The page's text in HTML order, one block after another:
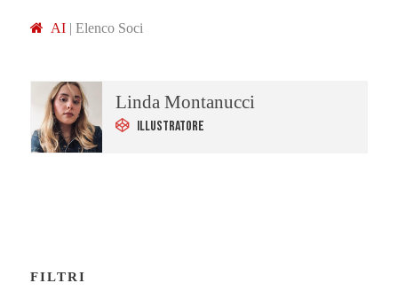
AI | Elenco Soci
Linda Montanucci
Illustratore
FILTRI